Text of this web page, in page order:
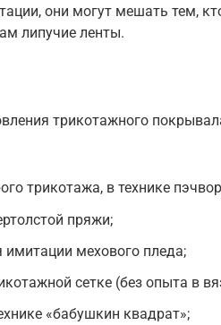
они могут мешать тем,
липучие ленты.
трикотажного
трикотажа, в технике
пряжи;
мехового пледа;
сетке (без опыта в
«бабушкин квадрат»;